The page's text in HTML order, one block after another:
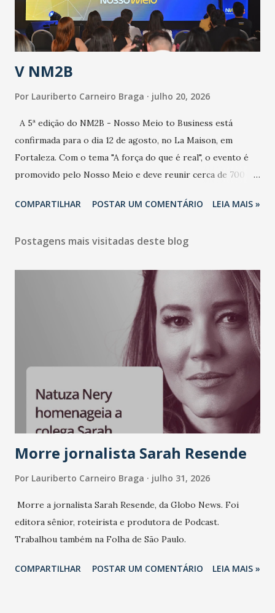
contaminação alta, podendo gerar um grande risco à
população e ao sistema de saúde. “Precisamos saber fazer a
estratificação do risco da doença, para não so...
V NM2B
Por Lauriberto Carneiro Braga julho 20, 2026
A 5ª edição do NM2B - Nosso Meio to Business está
confirmada para o dia 12 de agosto, no La Maison, em
Fortaleza. Com o tema "A força do que é real", o evento é
promovido pelo Nosso Meio e deve reunir cerca de 700
e lideranças do Mercado Nacional. Desde 2022, o NM2B
de negócios do Nordeste, reunindo profissionais de marcas
LinkedIn, VISA, Grupo 3corações, TikTok e M. Dias Branco.
A nova edição chega em um momento em que autenticidade
e consistência ganham peso nas conversas sobre marca,
liderança e estratégia. - Vivemos um momento em que todo
mundo fala muito e poucos entregam de verdade. O NM2B
sempre existiu para dar palco a quem constrói com
consistência, e nesta edição isso fica ainda mais claro.
Vamos reforçar que ser genuíno sustenta a confiança entre
marcas, pessoas e mercado", afirma Tamires So...
COMPARTILHAR POSTAR UM COMENTÁRIO LEIA MAIS »
Postagens mais visitadas deste blog
Morre jornalista Sarah Resende
Por Lauriberto Carneiro Braga julho 31, 2026
Morre a jornalista Sarah Resende, da Globo News. Foi
editora sênior, roteirista e produtora de Podcast.
Trabalhou também na Folha de São Paulo.
COMPARTILHAR POSTAR UM COMENTÁRIO LEIA MAIS »